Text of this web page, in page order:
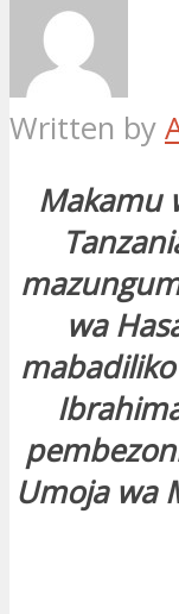
Written by
Makamu
wa
Umoja wa